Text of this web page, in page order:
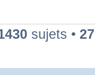
sujets •